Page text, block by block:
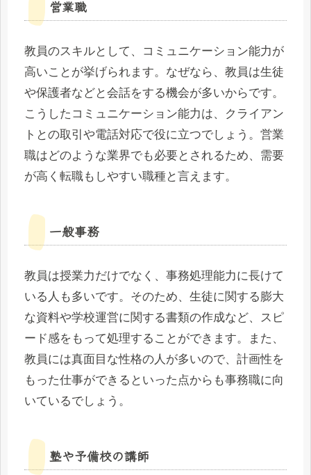
営業職
教員のスキルとして、コミュニケーション能力が
高いことが挙げられます。なぜなら、教員は生徒
や保護者などと会話をする機会が多いからです。
こうしたコミュニケーション能力は、クライアン
トとの取引や電話対応で役に立つでしょう。営業
職はどのような業界でも必要とされるため、需要
が高く転職もしやすい職種と言えます。
一般事務
教員は授業力だけでなく、事務処理能力に長けて
いる人も多いです。そのため、生徒に関する膨大
な資料や学校運営に関する書類の作成など、スピ
ード感をもって処理することができます。また、
教員には真面目な性格の人が多いので、計画性を
もった仕事ができるといった点からも事務職に向
いているでしょう。
塾や予備校の講師